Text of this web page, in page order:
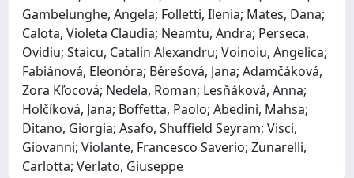
Gambelunghe, Angela; Folletti, Ilenia; Mates, Dana;
Calota, Violeta Claudia; Neamtu, Andra; Perseca,
Ovidiu; Staicu, Catalin Alexandru; Voinoiu, Angelica;
Fabiánová, Eleonóra; Bérešová, Jana; Adamčáková,
Zora Kľocová; Nedela, Roman; Lesňáková, Anna;
Holčíková, Jana; Boffetta, Paolo; Abedini, Mahsa;
Ditano, Giorgia; Asafo, Shuffield Seyram; Visci,
Giovanni; Violante, Francesco Saverio; Zunarelli,
Carlotta; Verlato, Giuseppe